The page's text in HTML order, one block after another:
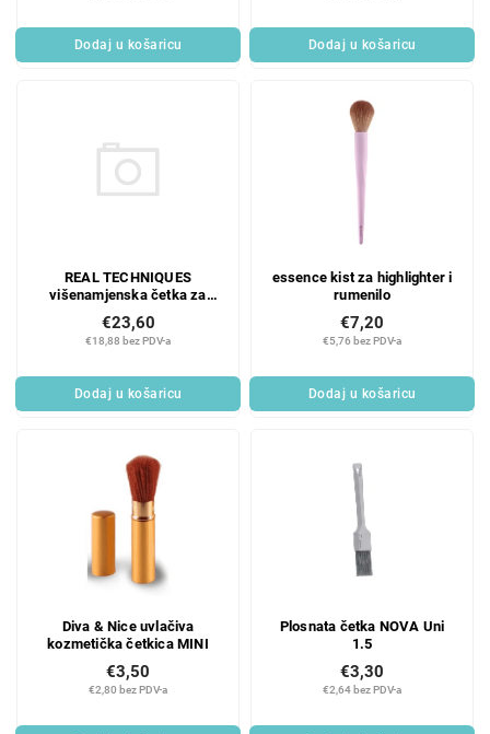
Dodaj u košaricu Dodaj u košaricu
REAL TECHNIQUES
višenamjenska četka za
€18,88 bez PDV-a
€23,60
Dodaj u košaricu
essence kist za highlighter i
rumenilo
€5,76 bez PDV-a
€7,20
Dodaj u košaricu
Diva & Nice uvlačiva
kozmetička četkica MINI
€2,80 bez PDV-a
€3,50
Plosnata četka NOVA Uni
1.5
€2,64 bez PDV-a
€3,30